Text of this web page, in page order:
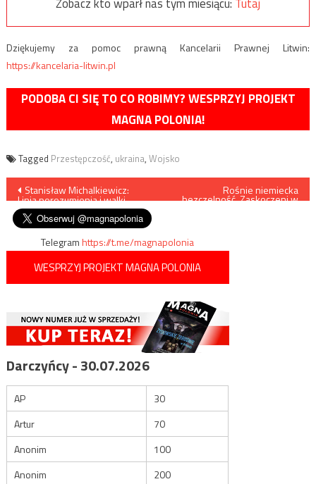
Dziękujemy za pomoc prawną Kancelarii Prawnej Litwin:
https://kancelaria-litwin.pl
PODOBA CI SIĘ TO CO ROBIMY? WESPRZYJ PROJEKT
MAGNA POLONIA!
Tagged Przestępczość, ukraina, Wojsko
Nawigacja
wpisu
Stanisław Michalkiewicz:
Linia porozumienia i walki
Rośnie niemiecka
bezczelność. Zaskoczeni w
Telegramhttps://t.me/magnapolonia
WESPRZYJ PROJEKT MAGNA POLONIA
Darczyńcy - 30.07.2026
AP
30
Artur
70
Anonim
100
Anonim
200